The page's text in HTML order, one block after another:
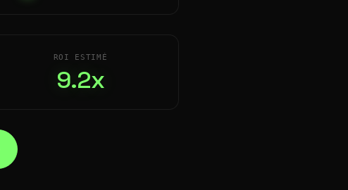
ROI ESTIMÉ
9.2x